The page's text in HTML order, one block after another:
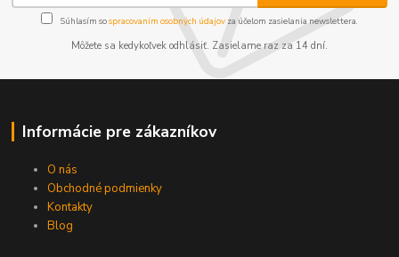
Súhlasím sospracovaním osobných údajov za účelom zasielania newslettera.
Môžete sa kedykoľvek odhlásiť. Zasielame raz za 14 dní.
Informácie pre zákazníkov
O nás
Obchodné podmienky
Kontakty
Blog